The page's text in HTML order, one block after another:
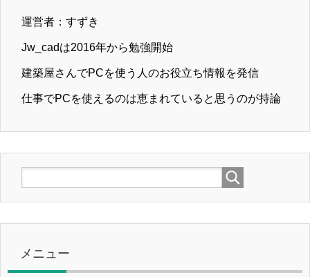
運営者：すずき
Jw_cadは2016年から勉強開始
建築屋さんでPCを使う人のお役立ち情報を発信
仕事でPCを使えるのは恵まれていると思うのが持論
メニュー